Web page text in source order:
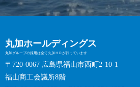
丸加ホールディングス
丸加グループの採用は全て丸加ＨＤが行っています
〒720-0067 広島県福山市西町2-10-1
福山商工会議所8階